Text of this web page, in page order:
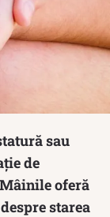
sau
de
oferă
starea